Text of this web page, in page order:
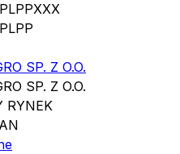
SP. Z O.O.
SP. Z O.O.
RYNEK